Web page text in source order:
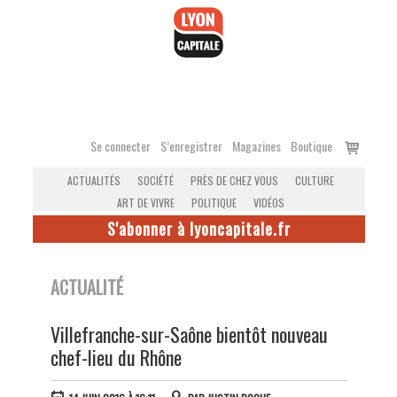
Se connecter S’enregistrer Magazines Boutique
Voir
ACTUALITÉS SOCIÉTÉ PRÈS DE CHEZ VOUS
CULTURE
ART DE VIVRE
POLITIQUE VIDÉOS
S'abonner à lyoncapitale.fr
ACTUALITÉ
Villefranche-sur-Saône bientôt nouveau
chef-lieu du Rhône